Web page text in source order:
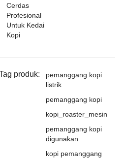
Cerdas
Profesional
Untuk Kedai
Kopi
produk:
pemanggang kopi
listrik
pemanggang kopi
kopi_roaster_mesin
pemanggang kopi
digunakan
kopi pemanggang